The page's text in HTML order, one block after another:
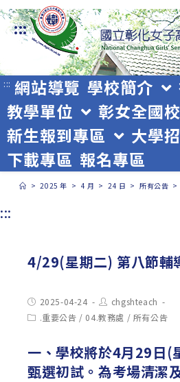
跳
轉
至
主
要
內
容
:::
::: 網站導覽 學校簡介
教學單位
彰女全國
新生報到專區
大學
下載專區 報名專區
> 2025 年 > 4 月 > 24 日 > 所有公告 >
:::
4/29(星期二) 第八節輔
Post
published:
2025-04-24
Post
author:
chgshteach
Post.重要公告 / 04.教務處 / 所有公告
一、學校將於4月29日(
甄選初試。為考場清潔